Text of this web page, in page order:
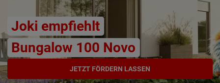
Joki empfiehlt
Bungalow 100 Novo
JETZT FÖRDERN LASSEN